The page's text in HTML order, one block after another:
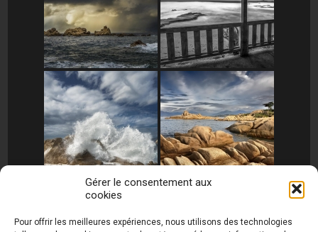
Gérer le consentement aux
cookies
Pour offrir les meilleures expériences, nous utilisons des technologies